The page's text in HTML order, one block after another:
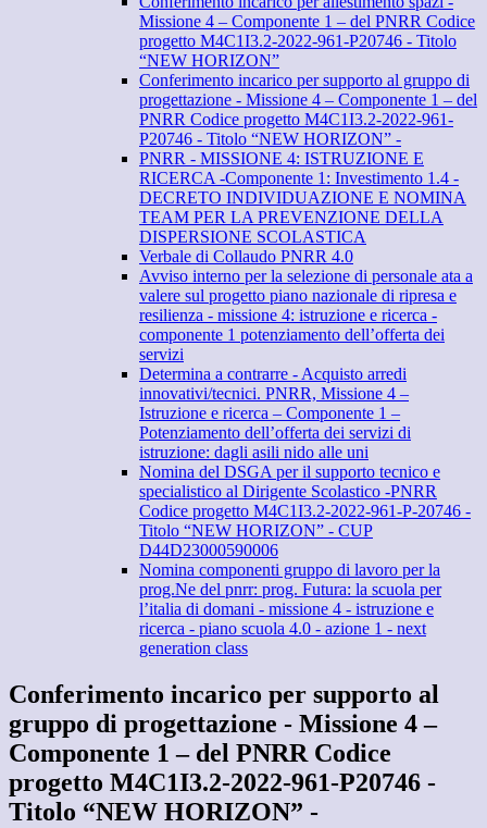
Missione 4 – Componente 1 – del PNRR Codice
progetto M4C1I3.2-2022-961-P20746 - Titolo
“NEW HORIZON”
Conferimento incarico per supporto al gruppo di
progettazione - Missione 4 – Componente 1 – del
PNRR Codice progetto M4C1I3.2-2022-961-
P20746 - Titolo “NEW HORIZON” -
PNRR - MISSIONE 4: ISTRUZIONE E
RICERCA -Componente 1: Investimento 1.4 -
DECRETO INDIVIDUAZIONE E NOMINA
TEAM PER LA PREVENZIONE DELLA
DISPERSIONE SCOLASTICA
Verbale di Collaudo PNRR 4.0
Avviso interno per la selezione di personale ata a
valere sul progetto piano nazionale di ripresa e
resilienza - missione 4: istruzione e ricerca -
componente 1 potenziamento dell’offerta dei
servizi
Determina a contrarre - Acquisto arredi
innovativi/tecnici. PNRR, Missione 4 –
Istruzione e ricerca – Componente 1 –
Potenziamento dell’offerta dei servizi di
istruzione: dagli asili nido alle uni
Nomina del DSGA per il supporto tecnico e
specialistico al Dirigente Scolastico -PNRR
Codice progetto M4C1I3.2-2022-961-P-20746 -
Titolo “NEW HORIZON” - CUP
D44D23000590006
Nomina componenti gruppo di lavoro per la
prog.Ne del pnrr: prog. Futura: la scuola per
l’italia di domani - missione 4 - istruzione e
ricerca - piano scuola 4.0 - azione 1 - next
generation class
Conferimento incarico per supporto al
gruppo di progettazione - Missione 4 –
Componente 1 – del PNRR Codice
progetto M4C1I3.2-2022-961-P20746 -
Titolo “NEW HORIZON” -